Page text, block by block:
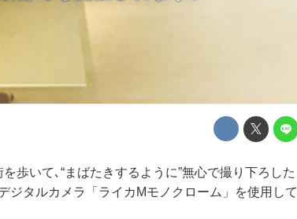
歩いて､“まばたきするように”無心で撮り下ろした
ジタルカメラ「ライカMモノクローム」を使用して